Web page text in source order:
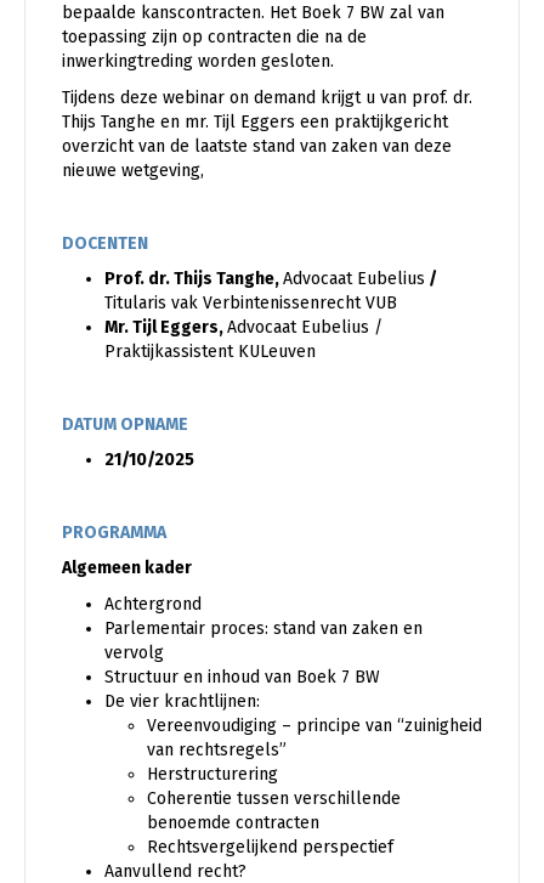
bepaalde kanscontracten. Het Boek 7 BW zal van
toepassing zijn op contracten die na de
inwerkingtreding worden gesloten.
Tijdens deze webinar on demand krijgt u van prof. dr.
Thijs Tanghe en mr. Tijl Eggers een praktijkgericht
overzicht van de laatste stand van zaken van deze
nieuwe wetgeving,
DOCENTEN
Prof. dr. Thijs Tanghe,Advocaat Eubelius /
Titularis vak Verbintenissenrecht VUB
Mr. Tijl Eggers,Advocaat Eubelius /
Praktijkassistent KULeuven
DATUM OPNAME
21/10/2025
PROGRAMMA
Algemeen kader
Achtergrond
Parlementair proces: stand van zaken en
vervolg
Structuur en inhoud van Boek 7 BW
De vier krachtlijnen:
Vereenvoudiging – principe van “zuinigheid
van rechtsregels”
Herstructurering
Coherentie tussen verschillende
benoemde contracten
Rechtsvergelijkend perspectief
Aanvullend recht?